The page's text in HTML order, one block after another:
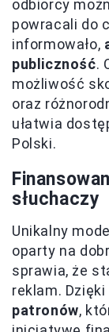
odbiorcy
powracali do
informowało,
publiczność.
możliwość
oraz
ułatwia
Polski.
słuchaczy
Unikalny
oparty na
sprawia, że
reklam.
patronów,